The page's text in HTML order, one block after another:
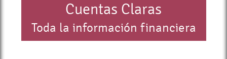
Cuentas Claras
Toda la información financiera